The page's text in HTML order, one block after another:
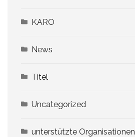
KARO
News
Titel
Uncategorized
unterstützte Organisationen